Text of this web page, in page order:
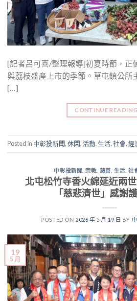
[記者呂可喜/整理報導]初夏時節，正
與荔枝盛產上市的季節。草屯鎮公所
[…]
CONTINUE READING
Posted in 中彰投新聞,休閑,活動,生活,社會,經
中彰投新聞 ,宗教, 慈善 生活 ,社
北屯松竹寺香火綿延近兩
「慈悲濟世」感謝
POSTED ON 2026 年 5 月 19 日 BY
19
5 月